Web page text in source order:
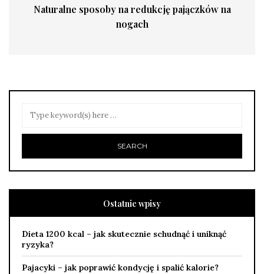
Naturalne sposoby na redukcję pajączków na
nogach
Ostatnie wpisy
Dieta 1200 kcal – jak skutecznie schudnąć i uniknąć
ryzyka?
Pajacyki – jak poprawić kondycję i spalić kalorie?